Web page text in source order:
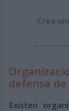
Crea
defensa
Existen